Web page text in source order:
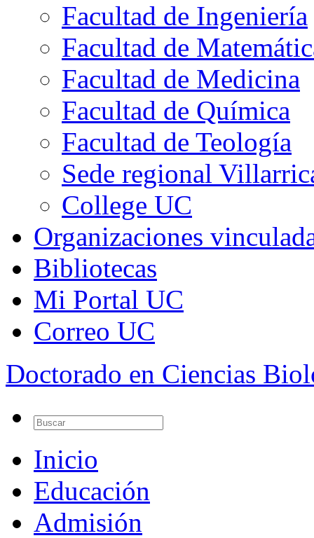
Facultad de Ingeniería
Facultad de
Facultad de Medicina
Facultad de Química
Facultad de Teología
Sede regional
College UC
Organizaciones
Bibliotecas
Mi Portal UC
Correo UC
Doctorado en Ciencias
Inicio
Educación
Admisión